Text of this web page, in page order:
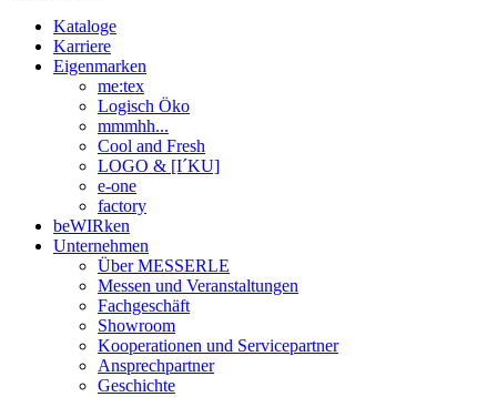
Kataloge
Karriere
Eigenmarken
me:tex
Logisch Öko
mmmhh...
Cool and Fresh
LOGO & [I´KU]
e-one
factory
beWIRken
Unternehmen
Über MESSERLE
Messen und Veranstaltungen
Fachgeschäft
Showroom
Kooperationen und Servicepartner
Ansprechpartner
Geschichte